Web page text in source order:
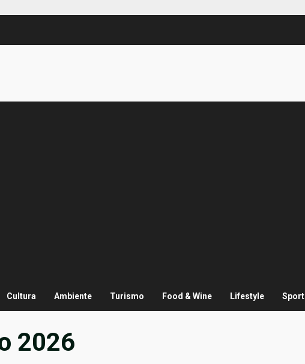
Cultura Ambiente Turismo Food & Wine Lifestyle Sport
2026